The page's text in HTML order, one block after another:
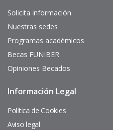
interés
Solicita información
Nuestras sedes
Programas académicos
Becas FUNIBER
Opiniones Becados
Pie
página
Información Legal
Política de Cookies
Aviso legal